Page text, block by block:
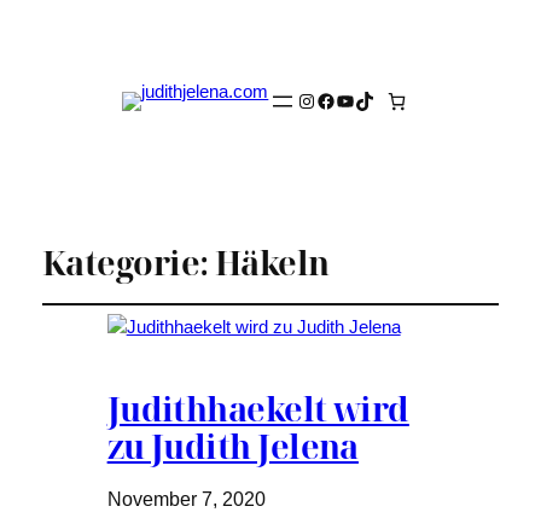
Instagram
Facebook
YouTube
TikTok
Kategorie: Häkeln
Judithhaekelt wird
zu Judith Jelena
November 7, 2020